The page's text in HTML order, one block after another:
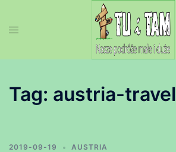
Tag: austria-travel
2019-09-19 AUSTRIA